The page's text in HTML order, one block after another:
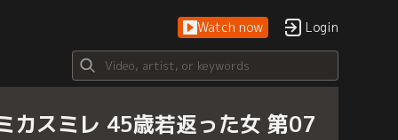
Watch now Login
カスミレ 45歳若返った女 第07